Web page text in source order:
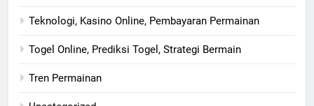
Teknologi, Kasino Online, Pembayaran Permainan
Togel Online, Prediksi Togel, Strategi Bermain
Tren Permainan